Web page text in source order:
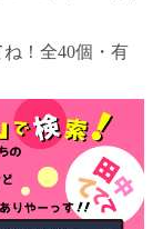
！全40個・有